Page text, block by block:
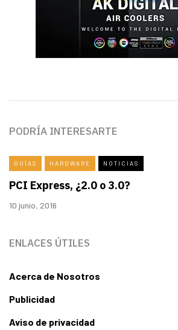
PODRÍA INTERESARTE
GUÍAS HARDWARE NOTICIAS
PCI Express, ¿2.0 o 3.0?
10 junio, 2016
ENLACES ÚTILES
Acerca de Nosotros
Publicidad
Aviso de privacidad